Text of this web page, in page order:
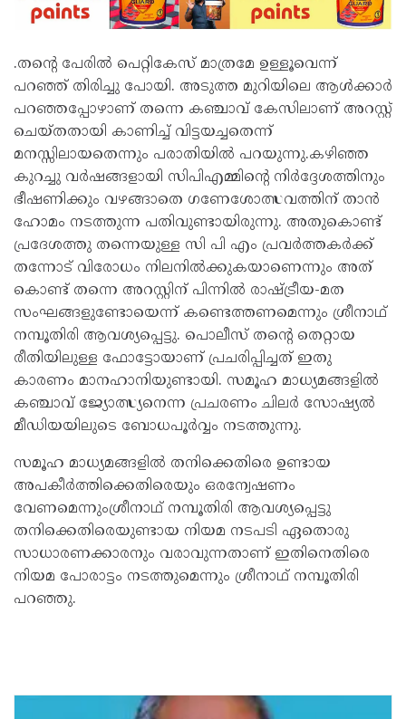
.തന്റെ പേരിൽ പെറ്റികേസ് മാത്രമേ ഉള്ളൂവെന്ന്
പറഞ്ഞ് തിരിച്ചു പോയി. അടുത്ത മുറിയിലെ ആൾക്കാർ
പറഞ്ഞപ്പോഴാണ് തന്നെ കഞ്ചാവ് കേസിലാണ് അറസ്റ്റ്
ചെയ്തതായി കാണിച്ച് വിട്ടയച്ചതെന്ന്
മനസ്സിലായതെന്നും പരാതിയിൽ പറയുന്നു.കഴിഞ്ഞ
കുറച്ചു വർഷങ്ങളായി സിപിഎമ്മിന്റെ നിർദ്ദേശത്തിനും
ഭീഷണിക്കും വഴങ്ങാതെ ഗണേശോത്സവത്തിന് താൻ
ഹോമം നടത്തുന്ന പതിവുണ്ടായിരുന്നു. അതുകൊണ്ട്
പ്രദേശത്തു തന്നെയുള്ള സി പി എം പ്രവർത്തകർക്ക്
തന്നോട് വിരോധം നിലനിൽക്കുകയാണെന്നും അത്
കൊണ്ട് തന്നെ അറസ്റ്റിന് പിന്നിൽ രാഷ്ട്രീയ-മത
സംഘങ്ങളുണ്ടോയെന്ന് കണ്ടെത്തണമെന്നും ശ്രീനാഥ്
നമ്പൂതിരി ആവശ്യപ്പെട്ടു. പൊലീസ് തൻ്റെ തെറ്റായ
രീതിയിലുള്ള ഫോട്ടോയാണ് പ്രചരിപ്പിച്ചത് ഇതു
കാരണം മാനഹാനിയുണ്ടായി. സമൂഹ മാധ്യമങ്ങളിൽ
കഞ്ചാവ് ജ്യോത്സ്യനെന്ന പ്രചരണം ചിലർ സോഷ്യൽ
മീഡിയയിലുടെ ബോധപൂർവ്വം നടത്തുന്നു.
സമൂഹ മാധ്യമങ്ങളിൽ തനിക്കെതിരെ ഉണ്ടായ
അപകീർത്തിക്കെതിരെയും ഒരന്വേഷണം
വേണമെന്നുംശ്രീനാഥ് നമ്പൂതിരി ആവശ്യപ്പെട്ടു
തനിക്കെതിരെയുണ്ടായ നിയമ നടപടി ഏതൊരു
സാധാരണക്കാരനും വരാവുന്നതാണ് ഇതിനെതിരെ
നിയമ പോരാട്ടം നടത്തുമെന്നും ശ്രീനാഥ് നമ്പൂതിരി
പറഞ്ഞു.